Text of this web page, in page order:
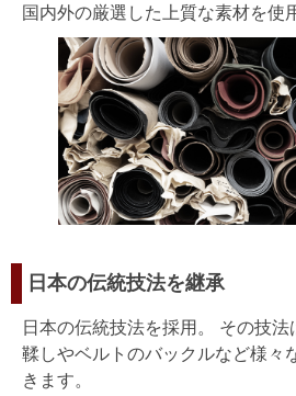
国内外の厳選した上質な素材を使
日本の伝統技法を継承
日本の伝統技法を採用。 その技
鞣しやベルトのバックルなど様々
きます。